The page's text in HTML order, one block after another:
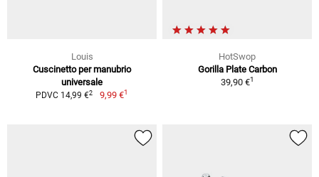
Louis
Cuscinetto per manubrio
universale
PDVC 14,99 €2 9,99 €1
HotSwop
Gorilla Plate Carbon
39,90 €1